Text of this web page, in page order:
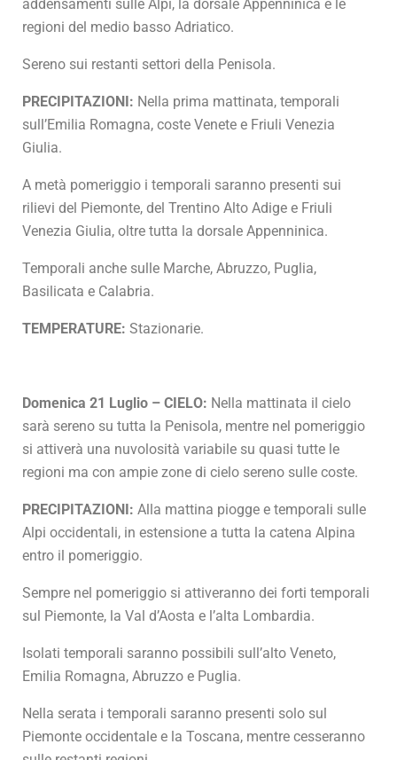
addensamenti sulle Alpi, la dorsale Appenninica e le
regioni del medio basso Adriatico.
Sereno sui restanti settori della Penisola.
PRECIPITAZIONI: Nella prima mattinata, temporali
sull’Emilia Romagna, coste Venete e Friuli Venezia
Giulia.
A metà pomeriggio i temporali saranno presenti sui
rilievi del Piemonte, del Trentino Alto Adige e Friuli
Venezia Giulia, oltre tutta la dorsale Appenninica.
Temporali anche sulle Marche, Abruzzo, Puglia,
Basilicata e Calabria.
TEMPERATURE: Stazionarie.
Domenica 21 Luglio – CIELO: Nella mattinata il cielo
sarà sereno su tutta la Penisola, mentre nel pomeriggio
si attiverà una nuvolosità variabile su quasi tutte le
regioni ma con ampie zone di cielo sereno sulle coste.
PRECIPITAZIONI: Alla mattina piogge e temporali sulle
Alpi occidentali, in estensione a tutta la catena Alpina
entro il pomeriggio.
Sempre nel pomeriggio si attiveranno dei forti temporali
sul Piemonte, la Val d’Aosta e l’alta Lombardia.
Isolati temporali saranno possibili sull’alto Veneto,
Emilia Romagna, Abruzzo e Puglia.
Nella serata i temporali saranno presenti solo sul
Piemonte occidentale e la Toscana, mentre cesseranno